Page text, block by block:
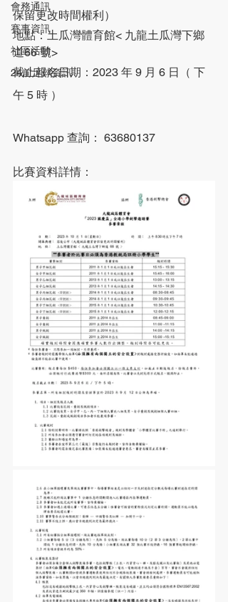
會務通訊
賽事資訊
社區活動
24前足球資訊
保留更改時間權利）
地點：土瓜灣體育館< 九龍土瓜灣下鄉
道66 號>
截止報名日期：2023 年 9 月 6 日（ 下
午 5 時 ）
Whatsapp 查詢： 63680137
比賽資料詳情：